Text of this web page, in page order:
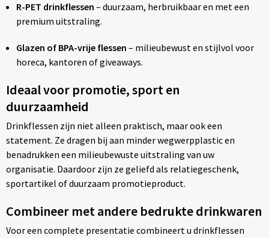
R-PET drinkflessen – duurzaam, herbruikbaar en met een
premium uitstraling.
Glazen of BPA-vrije flessen – milieubewust en stijlvol voor
horeca, kantoren of giveaways.
Ideaal voor promotie, sport en
duurzaamheid
Drinkflessen zijn niet alleen praktisch, maar ook een
statement. Ze dragen bij aan minder wegwerpplastic en
benadrukken een milieubewuste uitstraling van uw
organisatie. Daardoor zijn ze geliefd als relatiegeschenk,
sportartikel of duurzaam promotieproduct.
Combineer met andere bedrukte drinkwaren
Voor een complete presentatie combineert u drinkflessen